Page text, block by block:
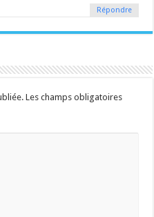
Répondre
Les champs obligatoires